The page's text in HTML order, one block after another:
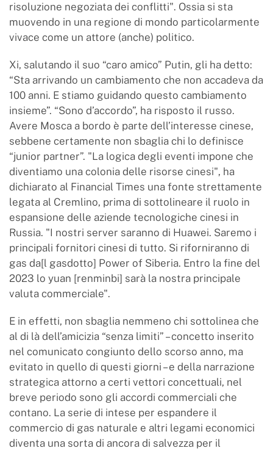
risoluzione negoziata dei conflitti". Ossia si sta
muovendo in una regione di mondo particolarmente
vivace come un attore (anche) politico.
Xi, salutando il suo “caro amico” Putin, gli ha detto:
“Sta arrivando un cambiamento che non accadeva da
100 anni. E stiamo guidando questo cambiamento
insieme”. “Sono d’accordo”, ha risposto il russo.
Avere Mosca a bordo è parte dell’interesse cinese,
sebbene certamente non sbaglia chi lo definisce
“junior partner”. "La logica degli eventi impone che
diventiamo una colonia delle risorse cinesi", ha
dichiarato al Financial Times una fonte strettamente
legata al Cremlino, prima di sottolineare il ruolo in
espansione delle aziende tecnologiche cinesi in
Russia. "I nostri server saranno di Huawei. Saremo i
principali fornitori cinesi di tutto. Si riforniranno di
gas da[l gasdotto] Power of Siberia. Entro la fine del
2023 lo yuan [renminbi] sarà la nostra principale
valuta commerciale".
E in effetti, non sbaglia nemmeno chi sottolinea che
al di là dell’amicizia “senza limiti” – concetto inserito
nel comunicato congiunto dello scorso anno, ma
evitato in quello di questi giorni – e della narrazione
strategica attorno a certi vettori concettuali, nel
breve periodo sono gli accordi commerciali che
contano. La serie di intese per espandere il
commercio di gas naturale e altri legami economici
diventa una sorta di ancora di salvezza per il